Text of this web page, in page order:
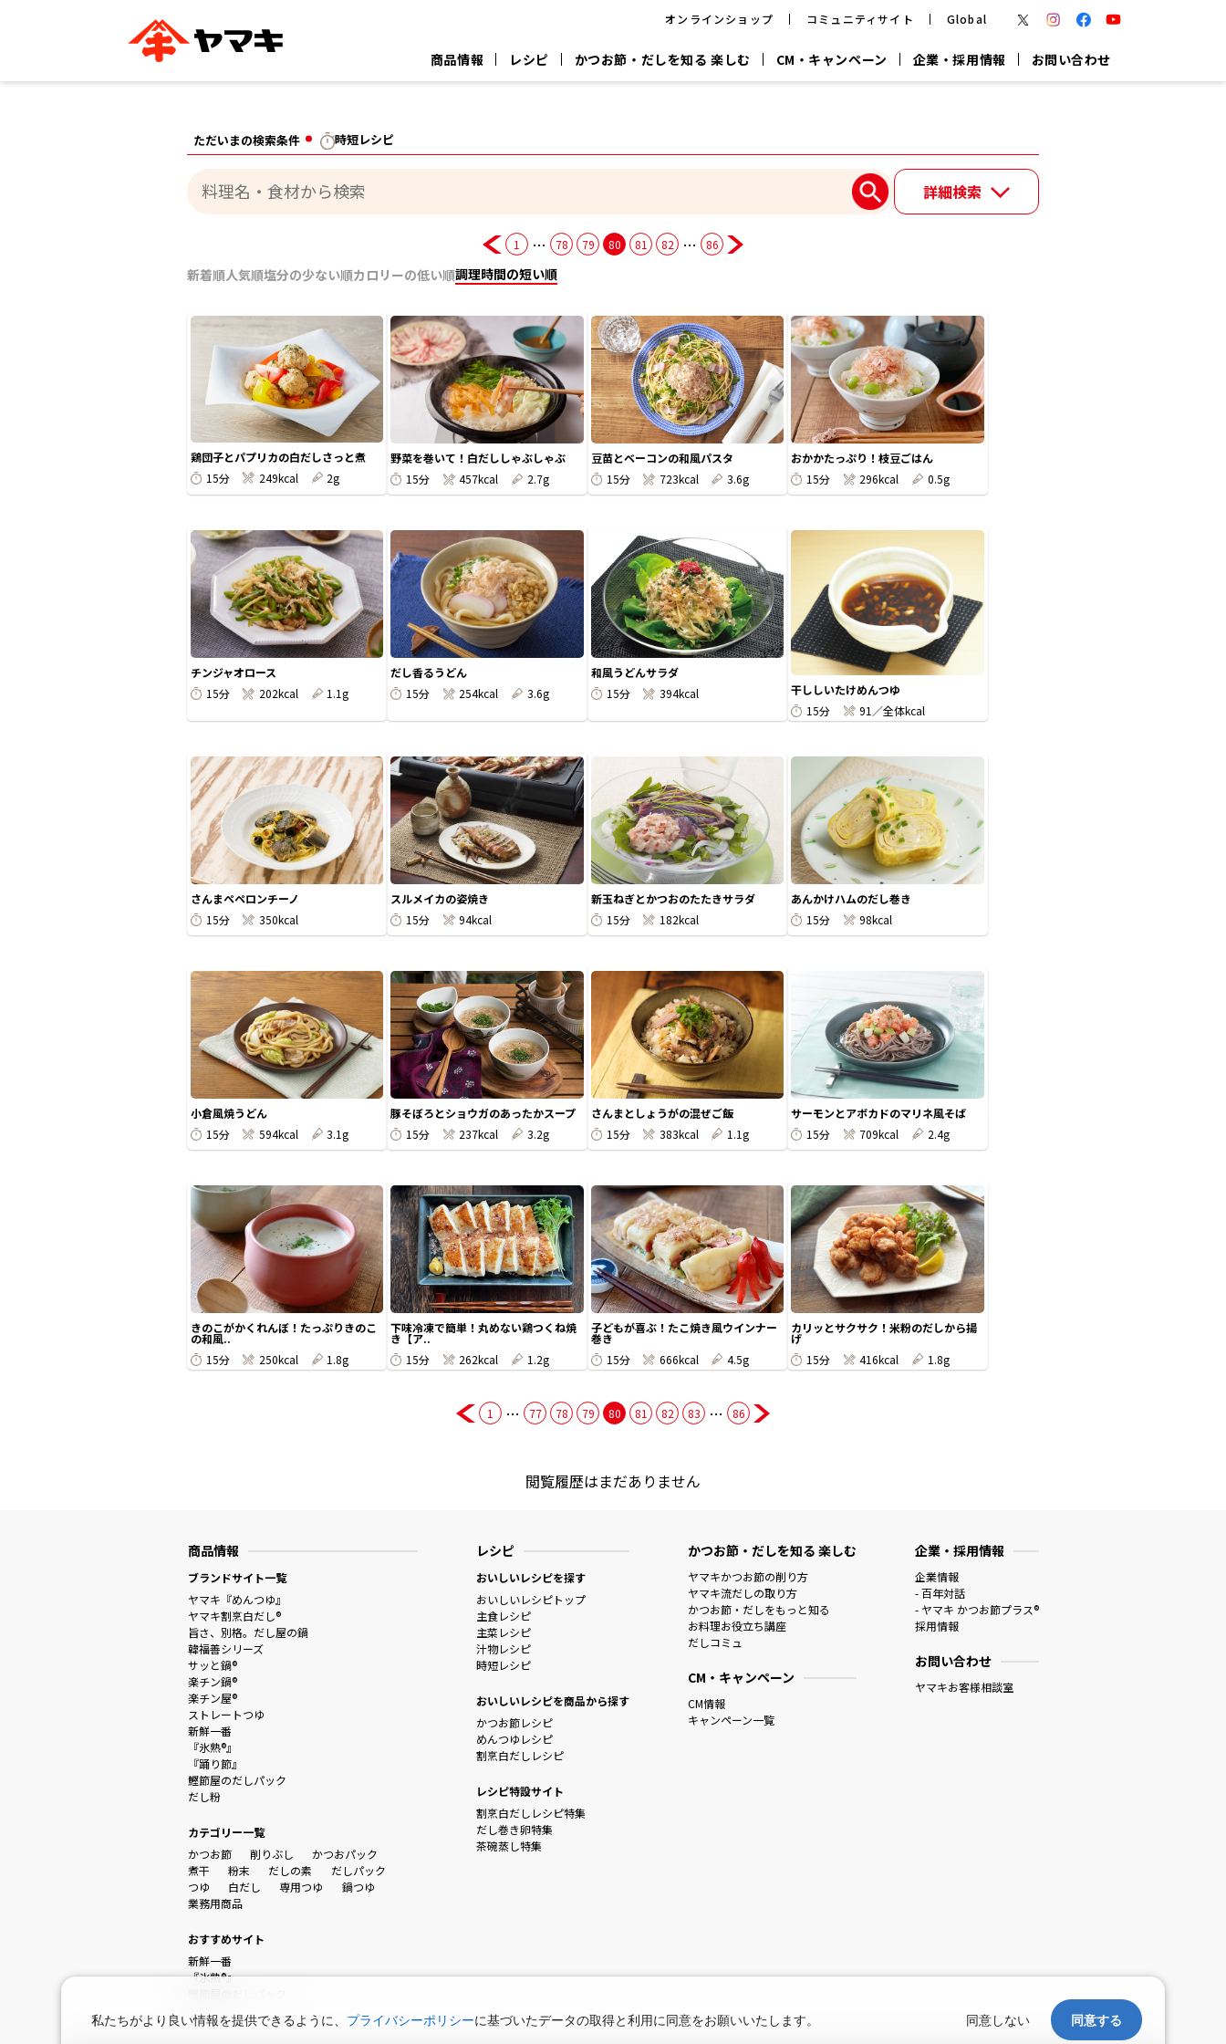
オンラインショップ コミュニティサイト Global
商品情報 レシピ かつお節・だしを知る 楽しむ CM・キャンペーン 企業・採用情報 お問い合わせ
ヤマキ
『めんつゆ』
ヤマキ
だし粉
カテゴリー別
削りぶし かつおパック 煮干 粉末 だしの素 だしパック つゆ 白だし 専用調味料 鍋つゆ
主食レシピ
主菜レシピ
汁物レシピ
ヤマキの
割烹白だし
キャンペーン一覧
ヤマキ かつお節プラス®
ジョブリターン制
ただいまの検索条件 時短レシピ
詳細検索
1 … 78 79 80 81 82 … 86
新着順人気順塩分の少ない順カロリーの低い順調理時間の短い順
鶏団子とパプリカの白だしさっと煮
15分
249kcal 2g
野菜を巻いて！白だししゃぶしゃぶ
15分
457kcal 2.7g
豆苗とベーコンの和風パスタ
15分
723kcal 3.6g
おかかたっぷり！枝豆ごはん
15分
296kcal 0.5g
チンジャオロース
15分
202kcal 1.1g
だし香るうどん
15分
254kcal 3.6g
和風うどんサラダ
15分
394kcal
干ししいたけめんつゆ
15分
91／全体kcal
さんまペペロンチーノ
15分
350kcal
スルメイカの姿焼き
15分
94kcal
新玉ねぎとかつおのたたきサラダ
15分
182kcal
あんかけハムのだし巻き
15分
98kcal
小倉風焼うどん
15分
594kcal 3.1g
豚そぼろとショウガのあったかスープ
15分
237kcal 3.2g
さんまとしょうがの混ぜご飯
15分
383kcal 1.1g
サーモンとアボカドのマリネ風そば
15分
709kcal 2.4g
きのこがかくれんぼ！たっぷりきのこ
の和風..
15分
250kcal 1.8g
下味冷凍で簡単！丸めない鶏つくね焼
き【ア..
15分
262kcal 1.2g
子どもが喜ぶ！たこ焼き風ウインナー
巻き
15分
666kcal 4.5g
カリッとサクサク！米粉のだしから揚
げ
15分
416kcal 1.8g
1 … 77 78 79 80 81 82 83 … 86
閲覧履歴はまだありません
商品情報
ブランドサイト一覧
ヤマキ『めんつゆ』
ヤマキ割烹白だし®
旨さ、別格。だし屋の鍋
韓福善シリーズ
サッと鍋®
楽チン鍋®
楽チン屋®
ストレートつゆ
新鮮一番
『氷熟®』
『踊り節』
鰹節屋のだしパック
だし粉
カテゴリー一覧
かつお節
削りぶし
かつおパック
煮干
粉末 だしの素
だしパック
つゆ
白だし 専用つゆ
鍋つゆ
業務用商品
おすすめサイト
新鮮一番
『氷熟®』
レシピ
おいしいレシピを探す
おいしいレシピトップ
主食レシピ
主菜レシピ
汁物レシピ
時短レシピ
おいしいレシピを商品から探す
かつお節レシピ
めんつゆレシピ
割烹白だしレシピ
レシピ特設サイト
割烹白だしレシピ特集
だし巻き卵特集
茶碗蒸し特集
かつお節・だしを知る 楽しむ
ヤマキかつお節の削り方
ヤマキ流だしの取り方
かつお節・だしをもっと知る
お料理お役立ち講座
だしコミュ
CM・キャンペーン
CM情報
キャンペーン一覧
企業・採用情報
企業情報
- 百年対話
- ヤマキ かつお節プラス®
採用情報
お問い合わせ
ヤマキお客様相談室
私たちがより良い情報を提供できるように、 プライバシーポリシーに基づいたデータの取得と利用に同意をお願いいたします。 同意しない 同意する